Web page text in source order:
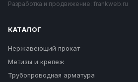
Разработка и продвижение: frankweb.ru
КАТАЛОГ
Нержавеющий прокат
Метизы и крепеж
Трубопроводная арматура